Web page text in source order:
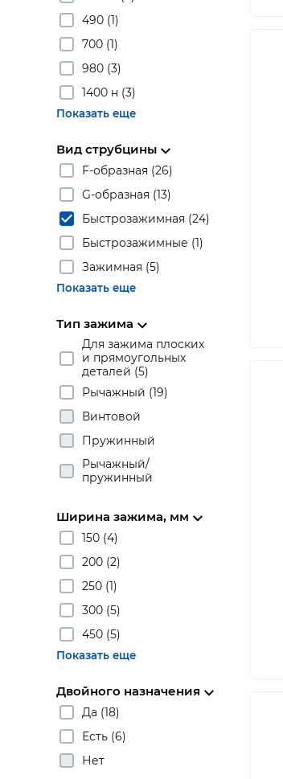
490 (1)
700 (1)
980 (3)
1400 н (3)
Показать еще
Вид струбцины
F-образная (26)
G-образная (13)
Быстрозажимная (24)
Быстрозажимные (1)
Зажимная (5)
Показать еще
Тип зажима
Для зажима плоских
и прямоугольных
деталей (5)
Рычажный (19)
Винтовой
Пружинный
Рычажный/
пружинный
Ширина зажима, мм
150 (4)
200 (2)
250 (1)
300 (5)
450 (5)
Показать еще
Двойного назначения
Да (18)
Есть (6)
Нет